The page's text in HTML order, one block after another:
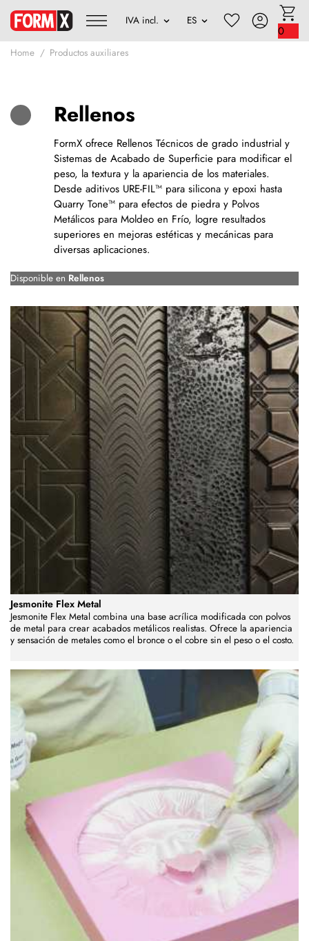
0
Home Productos auxiliares
Rellenos
FormX ofrece Rellenos Técnicos de grado industrial y
Sistemas de Acabado de Superficie para modificar el
peso, la textura y la apariencia de los materiales.
Desde aditivos URE-FIL™ para silicona y epoxi hasta
Quarry Tone™ para efectos de piedra y Polvos
Metálicos para Moldeo en Frío, logre resultados
superiores en mejoras estéticas y mecánicas para
diversas aplicaciones.
Disponible en Rellenos
Jesmonite Flex Metal
Jesmonite Flex Metal combina una base acrílica modificada con polvos
de metal para crear acabados metálicos realistas. Ofrece la apariencia
y sensación de metales como el bronce o el cobre sin el peso o el costo.